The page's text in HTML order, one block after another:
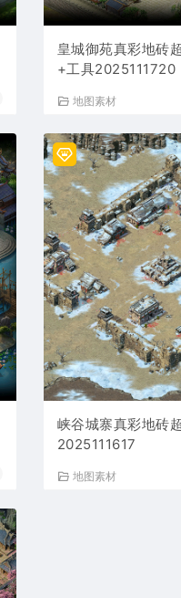
皇城御苑真彩地砖
+工具2025111720
地图素材
峡谷城寨真彩地砖
2025111617
地图素材